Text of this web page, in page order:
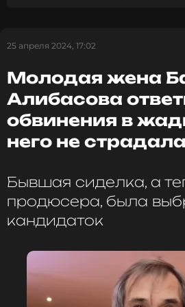
25 апреля 2024, 17:02
Молодая жена
Алибасова
обвинения в
него не
Бывшая сиделка, а
продюсера, была
кандидаток